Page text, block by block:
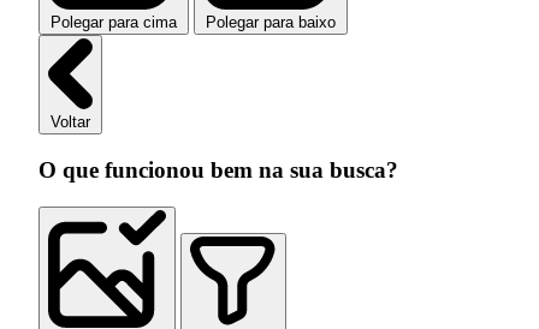
Polegar para cima Polegar para baixo
Voltar
O que funcionou bem na sua busca?